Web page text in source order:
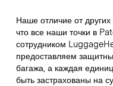
Наше отличие от
чтовсе наши точки в
сотрудником
предоставляем
багажа, а каждая
быть застрахованы на